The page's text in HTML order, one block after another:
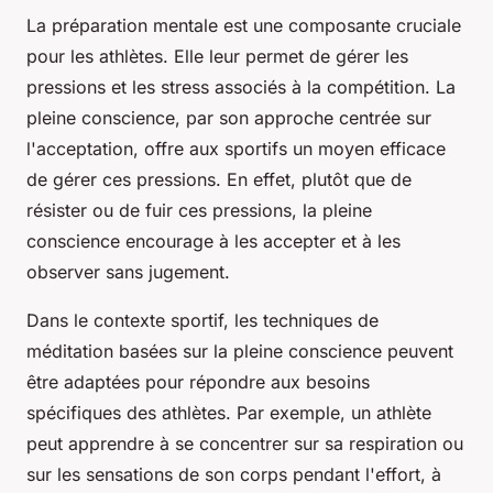
La préparation mentale est une composante cruciale
pour les athlètes. Elle leur permet de gérer les
pressions et les stress associés à la compétition. La
pleine conscience, par son approche centrée sur
l'acceptation, offre aux sportifs un moyen efficace
de gérer ces pressions. En effet, plutôt que de
résister ou de fuir ces pressions, la pleine
conscience encourage à les accepter et à les
observer sans jugement.
Dans le contexte sportif, les techniques de
méditation basées sur la pleine conscience peuvent
être adaptées pour répondre aux besoins
spécifiques des athlètes. Par exemple, un athlète
peut apprendre à se concentrer sur sa respiration ou
sur les sensations de son corps pendant l'effort, à